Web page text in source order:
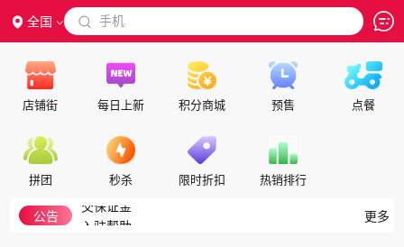
全国  手机
店铺街 每日上新 积分商城 预售 点餐
拼团 秒杀 限时折扣 热销排行
公告
隐私政策
代理合作
入驻帮助
更多